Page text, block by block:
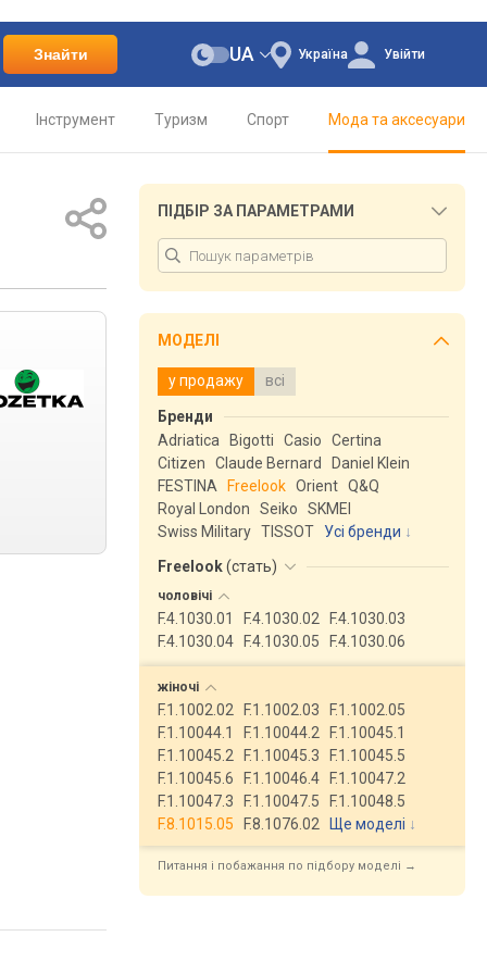
Знайти Україна
UA Увійти
Інструмент Туризм Спорт Мода та аксесуари
ПІДБІР ЗА ПАРАМЕТРАМИ
МОДЕЛІ
у продажу всі
Бренди
Adriatica
Bigotti Casio
Certina
Citizen
Claude Bernard
Daniel Klein
FESTINA
Freelook Orient Q&Q
Royal London
Seiko
SKMEI
Swiss Military TISSOT
Усі бренди
Freelook(стать)
чоловічі
F.4.1030.01 F.4.1030.02
F.4.1030.03
F.4.1030.04
F.4.1030.05 F.4.1030.06
жіночі
F.1.1002.02 F.1.1002.03
F.1.1002.05
F.1.10044.1
F.1.10044.2
F.1.10045.1
F.1.10045.2
F.1.10045.3
F.1.10045.5
F.1.10045.6
F.1.10046.4
F.1.10047.2
F.1.10047.3
F.1.10047.5
F.1.10048.5
F.8.1015.05
F.8.1076.02 Ще моделі ↓
Питання і побажання по підбору моделі →